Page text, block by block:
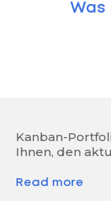
Was
Kanban-
Ihnen, den
Read more